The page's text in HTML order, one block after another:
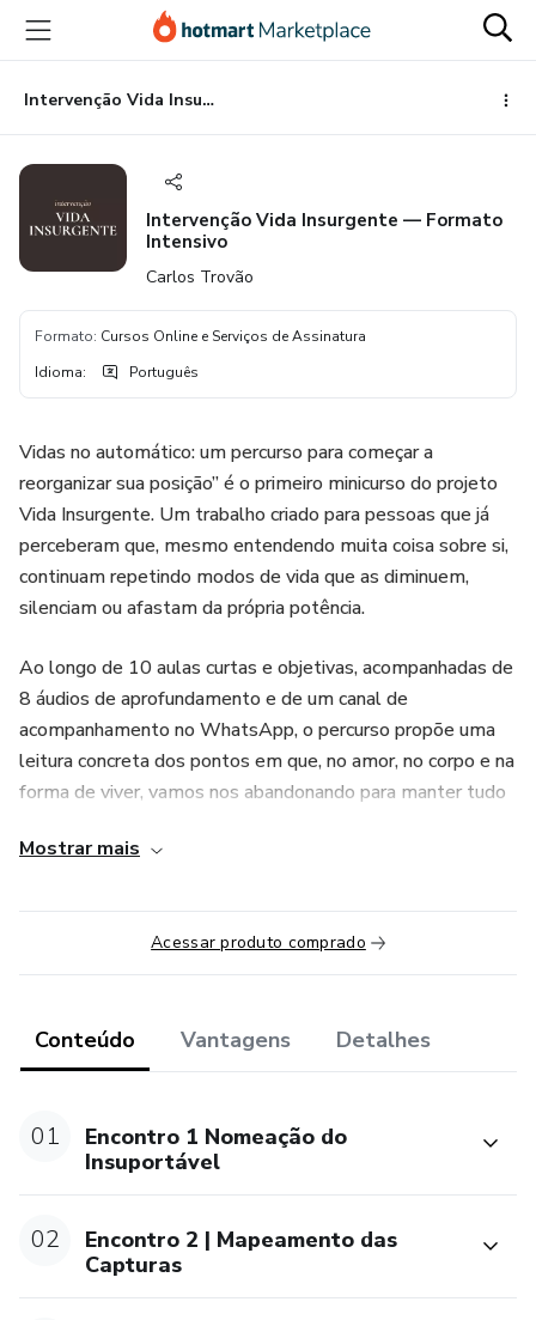
para
conteúdo
principal
para
pagamento
para
rodapé
Intervenção Vida Insurgente — Formato Intensivo
Intervenção Vida Insurgente — Formato
Intensivo
Carlos Trovão
Formato: Cursos Online e Serviços de Assinatura
Idioma: Português
Vidas no automático: um percurso para começar a
reorganizar sua posição” é o primeiro minicurso do projeto
Vida Insurgente. Um trabalho criado para pessoas que já
perceberam que, mesmo entendendo muita coisa sobre si,
continuam repetindo modos de vida que as diminuem,
silenciam ou afastam da própria potência.
Ao longo de 10 aulas curtas e objetivas, acompanhadas de
8 áudios de aprofundamento e de um canal de
acompanhamento no WhatsApp, o percurso propõe uma
leitura concreta dos pontos em que, no amor, no corpo e na
forma de viver, vamos nos abandonando para manter tudo
de uma experiência de deslocamento, reconhecimento e
reposicionamento diante da própria vida.
1. O curso Vida Insurgente
Um conjunto de 10 aulas curtas e objetivas - mas que não
funcionam como aulas tradicionais. São um percurso. Um
• reconhecer o padrão que te faz se reduzir
• entender como ele se sustenta
Mostrar mais
Acessar produto comprado
Conteúdo Vantagens Detalhes
01
Encontro 1 Nomeação do
Insuportável
02
Encontro 2 | Mapeamento das
Capturas